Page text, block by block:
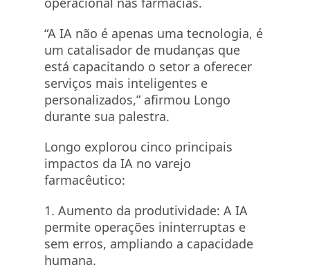
“A IA não é apenas uma tecnologia, é
um catalisador de mudanças que
está capacitando o setor a oferecer
serviços mais inteligentes e
personalizados,” afirmou Longo
durante sua palestra.
Longo explorou cinco principais
impactos da IA no varejo
farmacêutico:
1. Aumento da produtividade: A IA
permite operações ininterruptas e
sem erros, ampliando a capacidade
humana.